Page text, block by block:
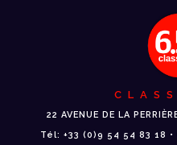
22 AVENUE DE LA
Tél: +33 (0)9 54 54 83 18 •